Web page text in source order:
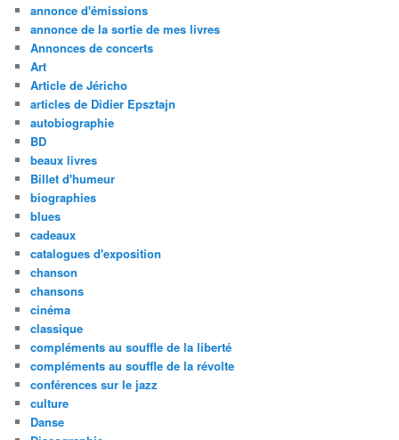
annonce d'émissions
annonce de la sortie de mes livres
Annonces de concerts
Art
Article de Jéricho
articles de Didier Epsztajn
autobiographie
BD
beaux livres
Billet d'humeur
biographies
blues
cadeaux
catalogues d'exposition
chanson
chansons
cinéma
classique
compléments au souffle de la liberté
compléments au souffle de la révolte
conférences sur le jazz
culture
Danse